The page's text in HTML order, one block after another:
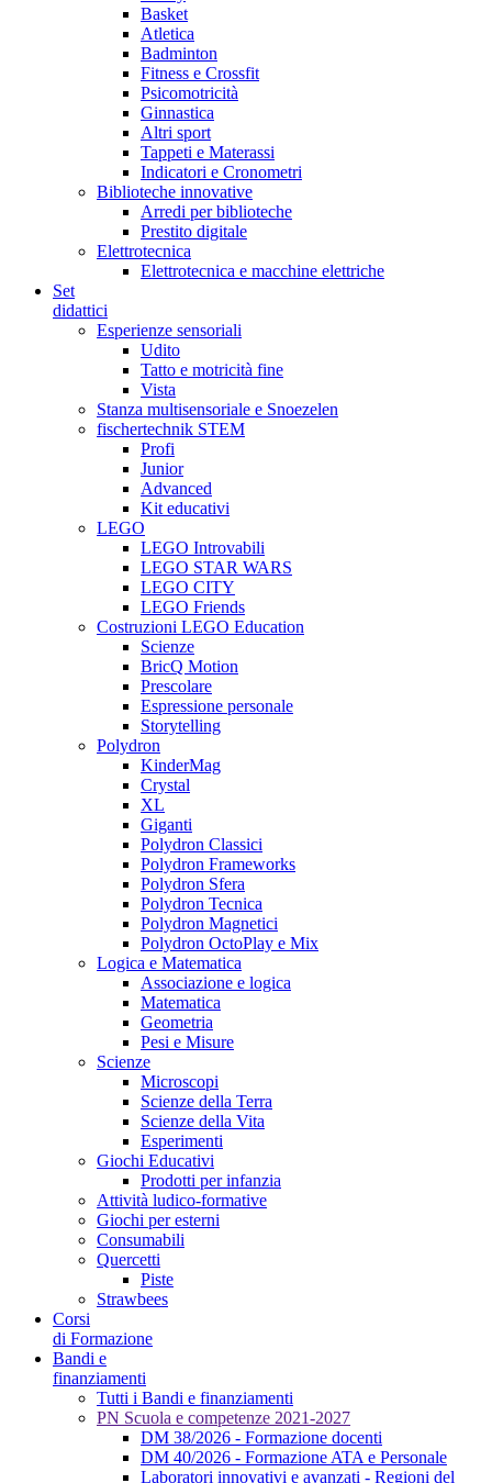
Basket
Atletica
Badminton
Fitness e Crossfit
Psicomotricità
Ginnastica
Altri sport
Tappeti e Materassi
Indicatori e Cronometri
Biblioteche innovative
Arredi per biblioteche
Prestito digitale
Elettrotecnica
Elettrotecnica e macchine elettriche
Set
didattici
Esperienze sensoriali
Udito
Tatto e motricità fine
Vista
Stanza multisensoriale e Snoezelen
fischertechnik STEM
Profi
Junior
Advanced
Kit educativi
LEGO
LEGO Introvabili
LEGO STAR WARS
LEGO CITY
LEGO Friends
Costruzioni LEGO Education
Scienze
BricQ Motion
Prescolare
Espressione personale
Storytelling
Polydron
KinderMag
Crystal
XL
Giganti
Polydron Classici
Polydron Frameworks
Polydron Sfera
Polydron Tecnica
Polydron Magnetici
Polydron OctoPlay e Mix
Logica e Matematica
Associazione e logica
Matematica
Geometria
Pesi e Misure
Scienze
Microscopi
Scienze della Terra
Scienze della Vita
Esperimenti
Giochi Educativi
Prodotti per infanzia
Attività ludico-formative
Giochi per esterni
Consumabili
Quercetti
Piste
Strawbees
Corsi
di Formazione
Bandi e
finanziamenti
Tutti i Bandi e finanziamenti
PN Scuola e competenze 2021-2027
DM 38/2026 - Formazione docenti
DM 40/2026 - Formazione ATA e Personale
Laboratori innovativi e avanzati - Regioni del